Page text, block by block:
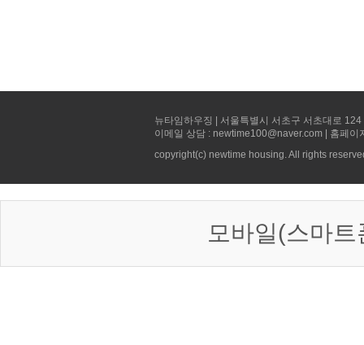
뉴타임하우징 | 서울특별시 서초구 서초대로
이메일 상담 : newtime100@naver.com | 홈페
copyright(c) newtime housing. All rights
모바일(스마